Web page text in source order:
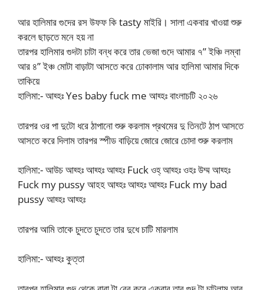
আর হালিমার গুদের রস উফফ কি tasty মাইরি। সালা একবার খাওয়া শুরু
করলে ছাড়তে মনে হয় না
তারপর হালিমার গুদটা চাটা বন্ধ করে তার ভেজা গুদে আমার ৭” ইঞ্চি লম্বা
আর ৪” ইঞ্চ মোটা বাড়াটা আসতে করে ঢোকালাম আর হালিমা আমার দিকে
তাকিয়ে
হালিমা:- আহ্হঃ Yes baby fuck me আহ্হঃ বাংলাচটি ২০২৬
তারপর ওর পা দুটো ধরে ঠাপানো শুরু করলাম প্রথমের দু তিনটে ঠাপ আসতে
আসতে করে দিলাম তারপর স্পীড বাড়িয়ে জোরে জোরে চোদা শুরু করলাম
হালিমা:- আউচ আহ্হঃ আহ্হঃ আহ্হঃ Fuck ওহ্ আহ্হঃ ওহঃ উম্ম আহ্হঃ
Fuck my pussy আহহ আহ্হঃ আহ্হঃ আহ্হঃ Fuck my bad
pussy আহ্হঃ আহ্হঃ
তারপর আমি তাকে চুদতে চুদতে তার দুধে চাটি মারলাম
হালিমা:- আহ্হঃ কুত্তা